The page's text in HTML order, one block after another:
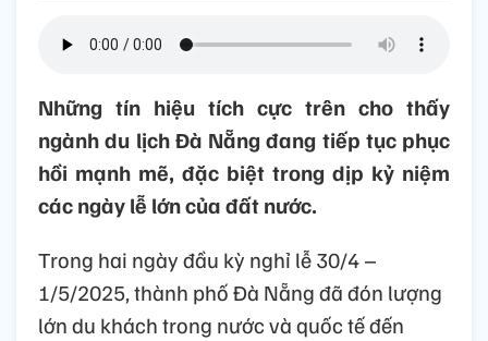
Những tín hiệu tích cực trên cho thấy
ngành du lịch Đà Nẵng đang tiếp tục phục
hồi mạnh mẽ, đặc biệt trong dịp kỷ niệm
các ngày lễ lớn của đất nước.
Trong hai ngày đầu kỳ nghỉ lễ 30/4 –
1/5/2025, thành phố Đà Nẵng đã đón lượng
lớn du khách trong nước và quốc tế đến